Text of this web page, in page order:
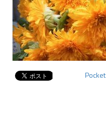
Pocket